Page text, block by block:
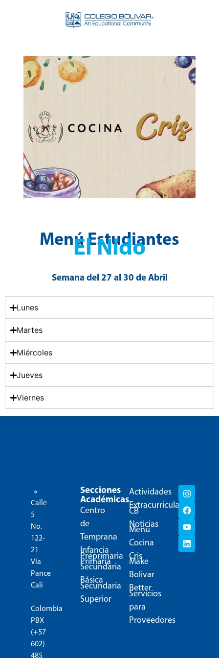
Menú Estudiantes
El Nido
Semana del 27 al 30 de Abril
Lunes
Martes
Miércoles
Jueves
Viernes
Calle
5
No.
122-
21
Vía
Pance
Cali
–
Colombia
PBX
(+57
602)
485
Secciones
Académicas
Centro
de
Temprana
Infancia
Preprimaria
Primaria
Secundaria
Básica
Secundaria
Superior
Actividades
Extracurriculares
CB
Noticias
Menú
Cocina
Cris
Make
Bolivar
Better
Servicios
para
Proveedores